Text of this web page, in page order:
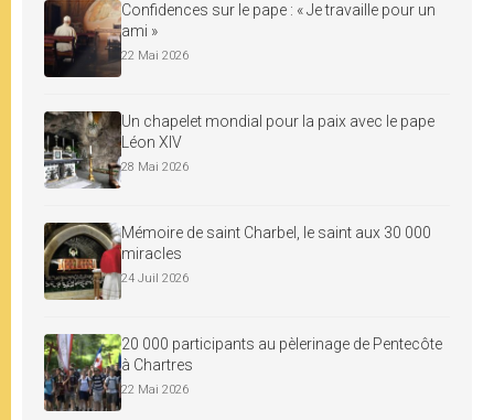
Confidences sur le pape : « Je travaille pour un
ami »
22 Mai 2026
Un chapelet mondial pour la paix avec le pape
Léon XIV
28 Mai 2026
Mémoire de saint Charbel, le saint aux 30 000
miracles
24 Juil 2026
20 000 participants au pèlerinage de Pentecôte
à Chartres
22 Mai 2026